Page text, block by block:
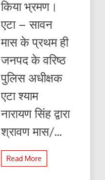
किया भ्रमण।
एटा – सावन
मास के प्रथम ही
जनपद के वरिष्ठ
पुलिस अधीक्षक
एटा श्याम
नारायण सिंह द्वारा
श्रावण मास/...
Read More